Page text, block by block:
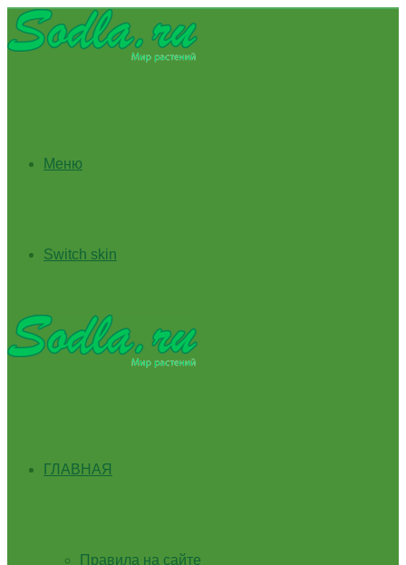
Меню
Switch skin
ГЛАВНАЯ
Правила на сайте